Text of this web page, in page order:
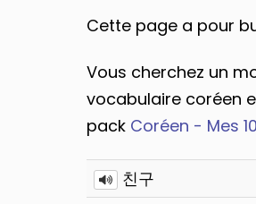
Cette page a pour
Vous cherchez un
vocabulaire coréen
pack Coréen - Mes
친구